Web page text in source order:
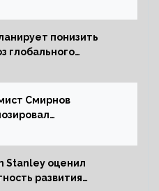
понизить
глобального
отчете
Смирнов
Stanley оценил
развития